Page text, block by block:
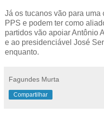
Já os tucanos vão para
PPS e podem ter como
partidos vão apoiar Antônio
e ao presidenciável José
enquanto.
Fagundes Murta
Compartilhar